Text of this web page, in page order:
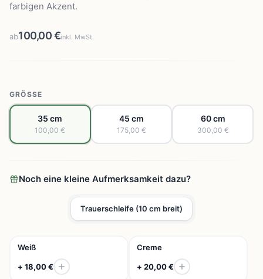
farbigen Akzent.
ab100,00 €inkl. MwSt.
GRÖSSE
35 cm
100,00 €
45 cm
175,00 €
60 cm
300,00 €
Noch eine kleine Aufmerksamkeit dazu?
Trauerschleife (10 cm breit)
Weiß
+ 18,00 €
Creme
+ 20,00 €